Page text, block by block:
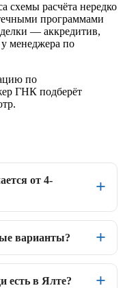
схемы расчёта нередко
программами
— аккредитив,
менеджера по
по
ГНК подберёт
от 4-
варианты?
есть в Ялте?